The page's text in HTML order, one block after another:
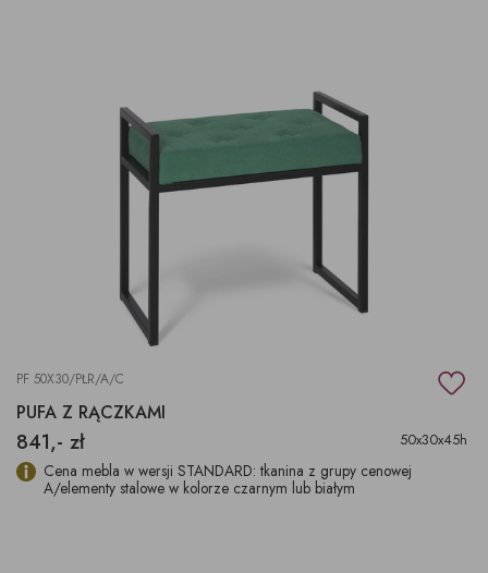
PF 50X30/PŁR/A/C
PUFA Z RĄCZKAMI
841,- zł 50x30x45h
Cena mebla w wersji STANDARD: tkanina z grupy cenowej
A/elementy stalowe w kolorze czarnym lub białym